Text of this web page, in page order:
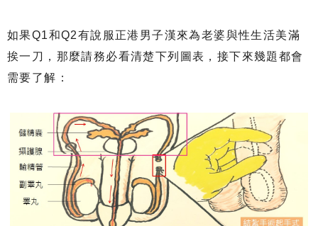
如果Q1和Q2有說服正港男子漢來為老婆與性生活美滿
挨一刀，那麼請務必看清楚下列圖表，接下來幾題都會
需要了解：